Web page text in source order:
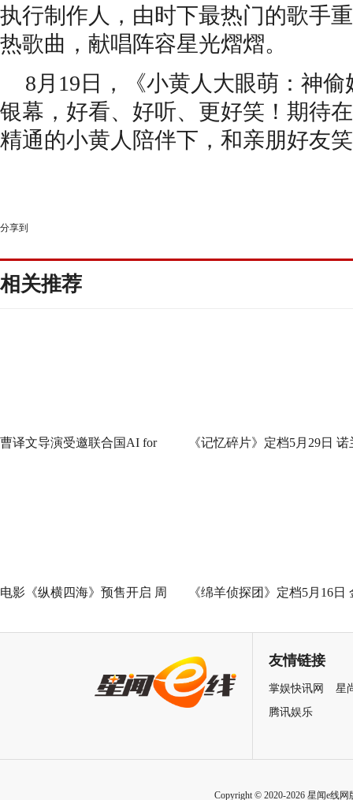
执行制作人，由时下最热门的歌手
热歌曲，献唱阵容星光熠熠。
8月 19 日，《小黄人大眼萌：神
银幕， 好看、好听、更好笑！期待
精通的小黄人陪伴下，和亲朋好友
分享到
相关推荐
曹译文导演受邀联合国AI for 《记忆碎片》定档5月29日 诺
电影《纵横四海》预售开启 周 《绵羊侦探团》定档5月16日
友情链接
掌娱快讯网
星
腾讯娱乐
Copyright © 2020-2026 星闻e线